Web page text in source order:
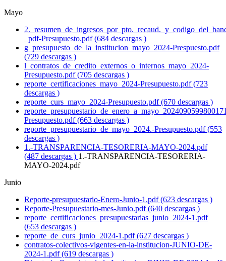
Mayo
_pdf-Presupuesto.pdf (684 descargas )
g_presupuesto_de_la_institucion_mayo_2024-Prespuesto.pdf
(729 descargas )
l_contratos_de_credito_externos_o_internos_mayo_2024-
Presupuesto.pdf (705 descargas )
reporte_certificaciones_mayo_2024-Presupuesto.pdf (723
descargas )
reporte_curs_mayo_2024-Presupuesto.pdf (670 descargas )
Presupuesto.pdf (663 descargas )
reporte_presupuestario_de_mayo_2024.-Presupuesto.pdf (553
descargas )
1.-TRANSPARENCIA-TESORERIA-MAYO-2024.pdf
(487 descargas ) 1.-TRANSPARENCIA-TESORERIA-
MAYO-2024.pdf
Junio
Reporte-presupuestario-Enero-Junio-1.pdf (623 descargas )
Reporte-Presupuestario-mes-Junio.pdf (640 descargas )
reporte_certificaciones_presupuestarias_junio_2024-1.pdf
(653 descargas )
reporte_de_curs_junio_2024-1.pdf (627 descargas )
contratos-colectivos-vigentes-en-la-institucion-JUNIO-DE-
2024-1.pdf (619 descargas )